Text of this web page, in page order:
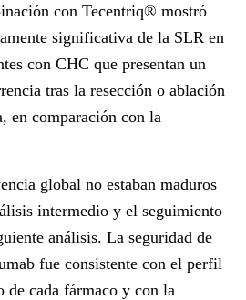
con Tecentriq® mostró
significativa de la SLR en
con CHC que presentan un
tras la resección o ablación
en comparación con la
global no estaban maduros
intermedio y el seguimiento
análisis. La seguridad de
fue consistente con el perfil
de cada fármaco y con la